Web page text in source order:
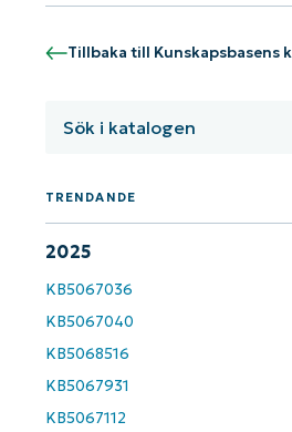
Tillbaka till Kunskapsbasens
TRENDANDE
2025
KB5067036
KB5067040
KB5068516
KB5067931
KB5067112
Kom igång med
last
Business
email*
Phone